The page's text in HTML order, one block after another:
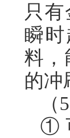
只
瞬
料，
的冲
①